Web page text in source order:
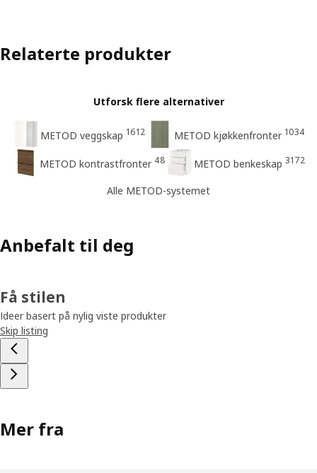
Relaterte produkter
Utforsk flere alternativer
METOD veggskap 1612 METOD kjøkkenfronter 1034
METOD kontrastfronter 48 METOD benkeskap 3172
Alle METOD-systemet
Anbefalt til deg
Få stilen
Ideer basert på nylig viste produkter
Skip listing
Mer fra